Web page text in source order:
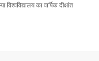
का वार्षिक दीक्षांत